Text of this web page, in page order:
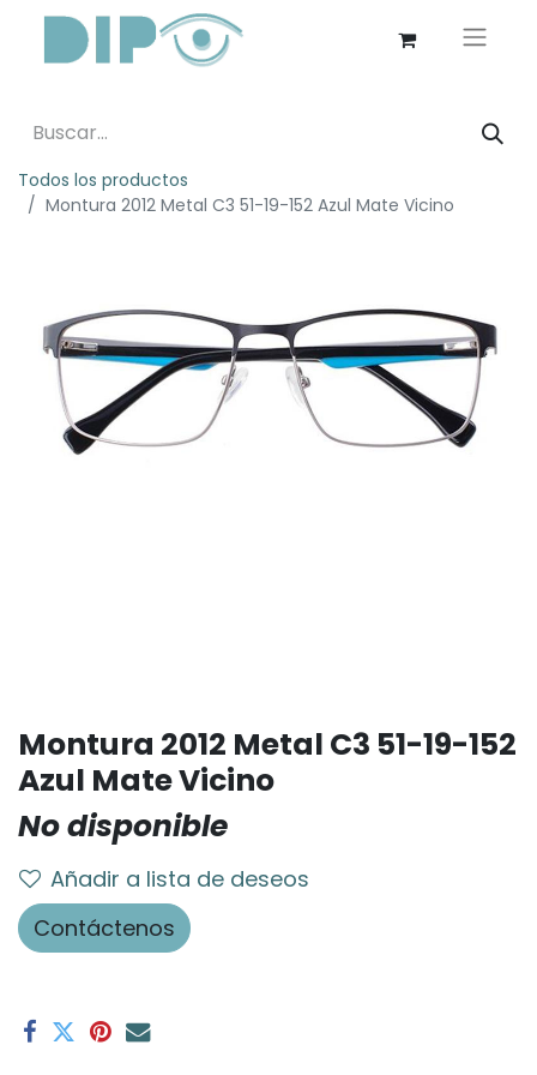
Todos los productos
Montura 2012 Metal C3 51-19-152 Azul Mate Vicino
Montura 2012 Metal C3 51-19-152
Azul Mate Vicino
No disponible
Añadir a lista de deseos
Contáctenos